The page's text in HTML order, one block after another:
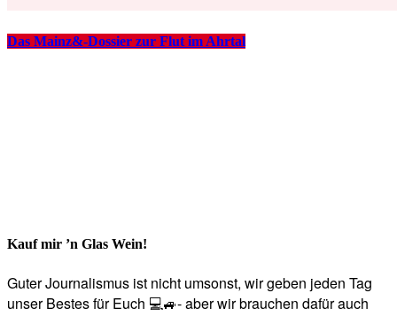
Das Mainz&-Dossier zur Flut im Ahrtal
Kauf mir ’n Glas Wein!
Guter Journalismus ist nicht umsonst, wir geben jeden Tag
unser Bestes für Euch 💻🚙- aber wir brauchen dafür auch